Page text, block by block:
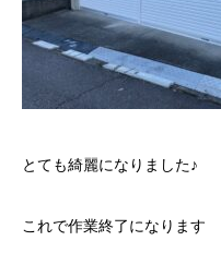
とても綺麗になりました♪
これで作業終了になります